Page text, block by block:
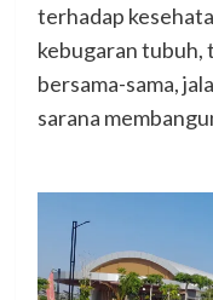
terhadap
kebugaran tubuh,
bersama-sama,
sarana